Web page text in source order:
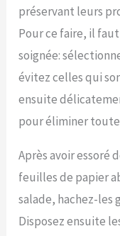
préservant leurs
Pour ce faire, il
soignée:
évitez celles qui
ensuite
pour éliminer toute
Après avoir essoré
feuilles de papier
salade, hachez-les
Disposez ensuite